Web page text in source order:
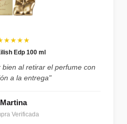
Edp 100 ml
al retirar el perfume con
a la entrega"
Martina
Verificada